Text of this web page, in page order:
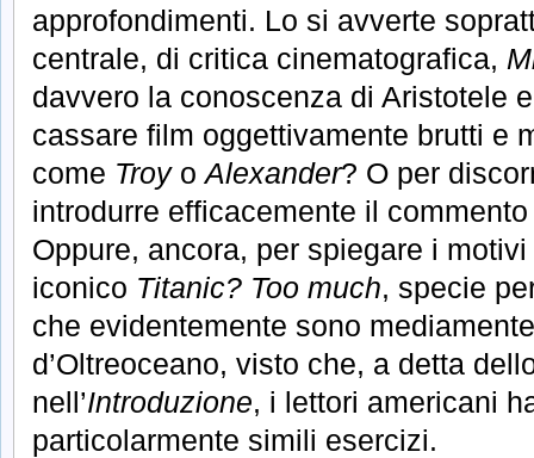
approfondimenti. Lo si avverte
centrale, di critica cinematografica,
davvero la conoscenza di Aristotele
cassare film oggettivamente brutti e
come Troyo Alexander? O per
introdurre efficacemente il
Oppure, ancora, per spiegare i
iconico Titanic? Too much, specie
che evidentemente sono
d’Oltreoceano, visto che, a detta
nell’Introduzione, i lettori americani
particolarmente simili esercizi.